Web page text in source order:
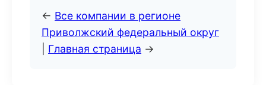
← Все компании в регионе
Приволжский федеральный округ
Главная страница →